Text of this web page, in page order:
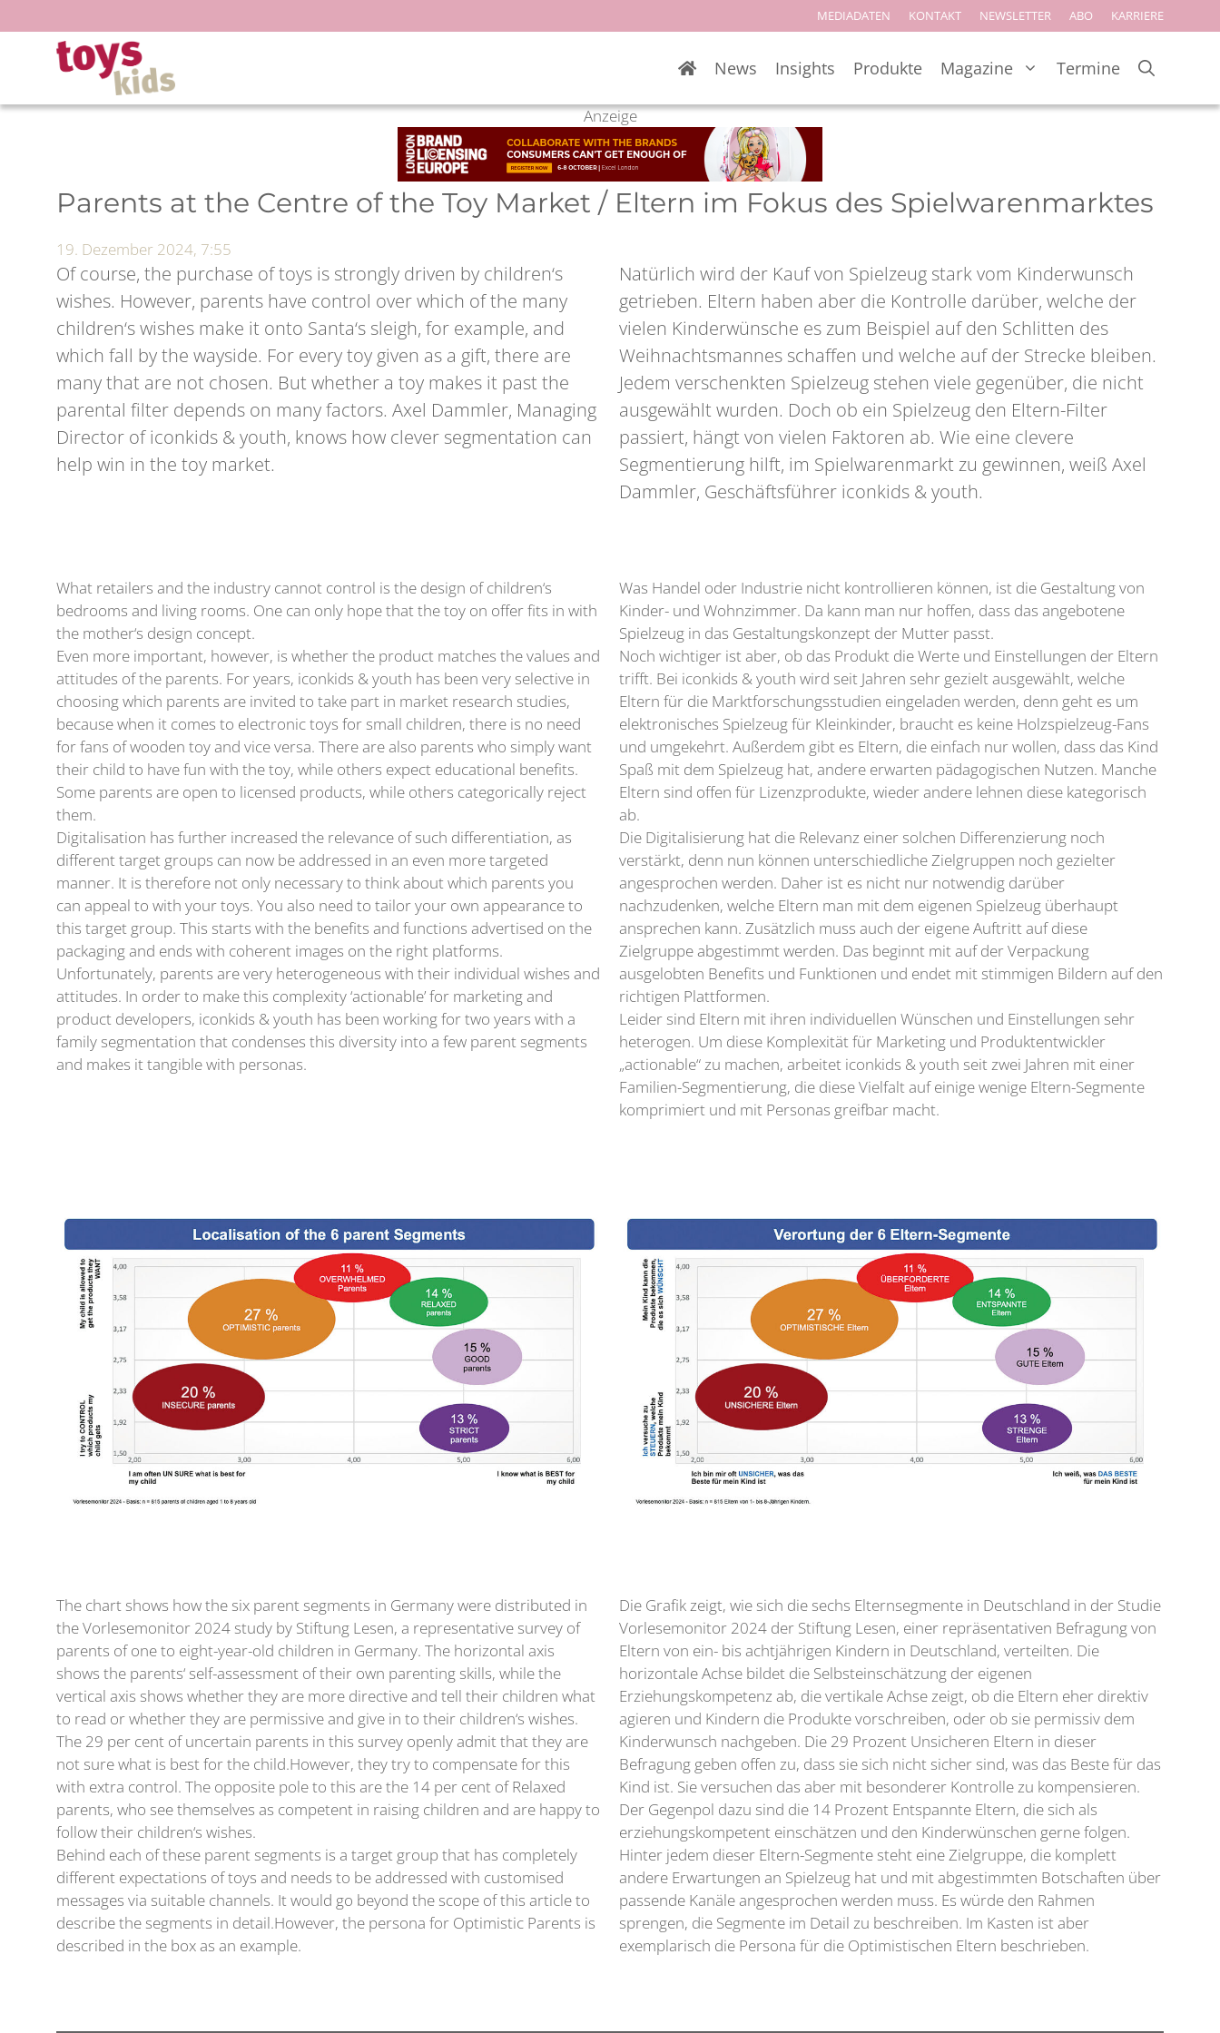
Inhalt
springen
MEDIADATEN KONTAKT NEWSLETTER ABO KARRIERE
News Insights Produkte Magazine Termine
Anzeige
Parents at the Centre of the Toy Market / Eltern im Fokus des Spielwarenmarktes
19. Dezember 2024, 7:55
Of course, the purchase of toys is strongly driven by children‘s
wishes. However, parents have control over which of the many
children‘s wishes make it onto Santa‘s sleigh, for example, and
which fall by the wayside. For every toy given as a gift, there are
many that are not chosen. But whether a toy makes it past the
parental filter depends on many factors. Axel Dammler, Managing
Director of iconkids & youth, knows how clever segmentation can
help win in the toy market.
Natürlich wird der Kauf von Spielzeug stark vom Kinderwunsch
getrieben. Eltern haben aber die Kontrolle darüber, welche der
vielen Kinderwünsche es zum Beispiel auf den Schlitten des
Weihnachtsmannes schaffen und welche auf der Strecke bleiben.
Jedem verschenkten Spielzeug stehen viele gegenüber, die nicht
ausgewählt wurden. Doch ob ein Spielzeug den Eltern-Filter
passiert, hängt von vielen Faktoren ab. Wie eine clevere
Segmentierung hilft, im Spielwarenmarkt zu gewinnen, weiß Axel
Dammler, Geschäftsführer iconkids & youth.
What retailers and the industry cannot control is the design of children‘s
bedrooms and living rooms. One can only hope that the toy on offer fits in with
the mother‘s design concept.
Even more important, however, is whether the product matches the values and
attitudes of the parents. For years, iconkids & youth has been very selective in
choosing which parents are invited to take part in market research studies,
because when it comes to electronic toys for small children, there is no need
for fans of wooden toy and vice versa. There are also parents who simply want
their child to have fun with the toy, while others expect educational benefits.
Some parents are open to licensed products, while others categorically reject
them.
Digitalisation has further increased the relevance of such differentiation, as
different target groups can now be addressed in an even more targeted
manner. It is therefore not only necessary to think about which parents you
can appeal to with your toys. You also need to tailor your own appearance to
this target group. This starts with the benefits and functions advertised on the
packaging and ends with coherent images on the right platforms.
Unfortunately, parents are very heterogeneous with their individual wishes and
attitudes. In order to make this complexity ‘actionable’ for marketing and
product developers, iconkids & youth has been working for two years with a
family segmentation that condenses this diversity into a few parent segments
and makes it tangible with personas.
Was Handel oder Industrie nicht kontrollieren können, ist die Gestaltung von
Kinder- und Wohnzimmer. Da kann man nur hoffen, dass das angebotene
Spielzeug in das Gestaltungskonzept der Mutter passt.
Noch wichtiger ist aber, ob das Produkt die Werte und Einstellungen der Eltern
trifft. Bei iconkids & youth wird seit Jahren sehr gezielt ausgewählt, welche
Eltern für die Marktforschungsstudien eingeladen werden, denn geht es um
elektronisches Spielzeug für Kleinkinder, braucht es keine Holzspielzeug-Fans
und umgekehrt. Außerdem gibt es Eltern, die einfach nur wollen, dass das Kind
Spaß mit dem Spielzeug hat, andere erwarten pädagogischen Nutzen. Manche
Eltern sind offen für Lizenzprodukte, wieder andere lehnen diese kategorisch
ab.
Die Digitalisierung hat die Relevanz einer solchen Differenzierung noch
verstärkt, denn nun können unterschiedliche Zielgruppen noch gezielter
angesprochen werden. Daher ist es nicht nur notwendig darüber
nachzudenken, welche Eltern man mit dem eigenen Spielzeug überhaupt
ansprechen kann. Zusätzlich muss auch der eigene Auftritt auf diese
Zielgruppe abgestimmt werden. Das beginnt mit auf der Verpackung
ausgelobten Benefits und Funktionen und endet mit stimmigen Bildern auf den
richtigen Plattformen.
Leider sind Eltern mit ihren individuellen Wünschen und Einstellungen sehr
heterogen. Um diese Komplexität für Marketing und Produktentwickler
„actionable“ zu machen, arbeitet iconkids & youth seit zwei Jahren mit einer
Familien-Segmentierung, die diese Vielfalt auf einige wenige Eltern-Segmente
komprimiert und mit Personas greifbar macht.
The chart shows how the six parent segments in Germany were distributed in
the Vorlesemonitor 2024 study by Stiftung Lesen, a representative survey of
parents of one to eight-year-old children in Germany. The horizontal axis
shows the parents‘ self-assessment of their own parenting skills, while the
vertical axis shows whether they are more directive and tell their children what
to read or whether they are permissive and give in to their children‘s wishes.
The 29 per cent of uncertain parents in this survey openly admit that they are
not sure what is best for the child.However, they try to compensate for this
with extra control. The opposite pole to this are the 14 per cent of Relaxed
parents, who see themselves as competent in raising children and are happy to
follow their children‘s wishes.
Behind each of these parent segments is a target group that has completely
different expectations of toys and needs to be addressed with customised
messages via suitable channels. It would go beyond the scope of this article to
describe the segments in detail.However, the persona for Optimistic Parents is
described in the box as an example.
Die Grafik zeigt, wie sich die sechs Elternsegmente in Deutschland in der Studie
Vorlesemonitor 2024 der Stiftung Lesen, einer repräsentativen Befragung von
Eltern von ein- bis achtjährigen Kindern in Deutschland, verteilten. Die
horizontale Achse bildet die Selbsteinschätzung der eigenen
Erziehungskompetenz ab, die vertikale Achse zeigt, ob die Eltern eher direktiv
agieren und Kindern die Produkte vorschreiben, oder ob sie permissiv dem
Kinderwunsch nachgeben. Die 29 Prozent Unsicheren Eltern in dieser
Befragung geben offen zu, dass sie sich nicht sicher sind, was das Beste für das
Kind ist. Sie versuchen das aber mit besonderer Kontrolle zu kompensieren.
Der Gegenpol dazu sind die 14 Prozent Entspannte Eltern, die sich als
erziehungskompetent einschätzen und den Kinderwünschen gerne folgen.
Hinter jedem dieser Eltern-Segmente steht eine Zielgruppe, die komplett
andere Erwartungen an Spielzeug hat und mit abgestimmten Botschaften über
passende Kanäle angesprochen werden muss. Es würde den Rahmen
sprengen, die Segmente im Detail zu beschreiben. Im Kasten ist aber
exemplarisch die Persona für die Optimistischen Eltern beschrieben.